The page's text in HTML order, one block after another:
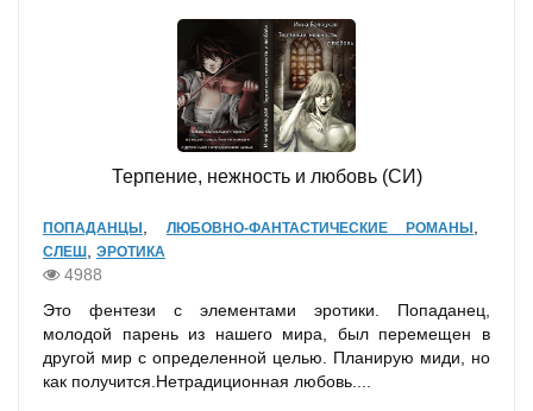
Терпение, нежность и любовь (СИ)
ПОПАДАНЦЫ ЛЮБОВНО-ФАНТАСТИЧЕСКИЕ РОМАНЫ
СЛЕШ ЭРОТИКА
4988
Это фентези с элементами эротики. Попаданец,
молодой парень из нашего мира, был перемещен в
другой мир с определенной целью. Планирую миди, но
как получится.Нетрадиционная любовь....